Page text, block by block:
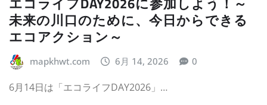
未来の川口のために、今日からできる
エコアクション～
mapkhwt.com 6月 14, 2026 0
6月14日は「エコライフDAY2026」…